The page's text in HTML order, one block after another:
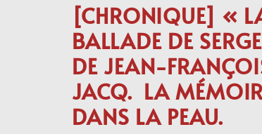
[CHRONIQUE] «
BALLADE DE
DE JEAN-
JACQ. LA
DANS LA PEAU.